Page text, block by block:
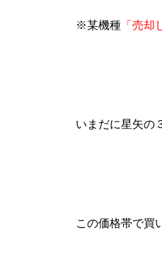
※某機種 「売却
いまだに星矢の
この価格帯で買